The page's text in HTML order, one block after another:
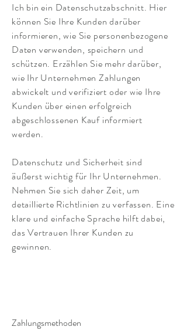
Ich bin ein Datenschutzabschnitt. Hier
können Sie Ihre Kunden darüber
informieren, wie Sie personenbezogene
Daten verwenden, speichern und
schützen. Erzählen Sie mehr darüber,
wie Ihr Unternehmen Zahlungen
abwickelt und verifiziert oder wie Ihre
Kunden über einen erfolgreich
abgeschlossenen Kauf informiert
werden.
Datenschutz und Sicherheit sind
äußerst wichtig für Ihr Unternehmen.
Nehmen Sie sich daher Zeit, um
detaillierte Richtlinien zu verfassen. Eine
klare und einfache Sprache hilft dabei,
das Vertrauen Ihrer Kunden zu
gewinnen.
Zahlungsmethoden